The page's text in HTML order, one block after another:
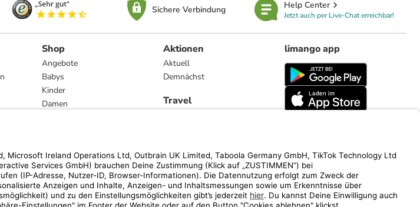
Sichere Verbindung Help Center
Jetzt auch per Live-Chat erreichbar!
Shop
Angebote
Babys
Kinder
Damen
Marken
Aktionen
Aktuell
Demnächst
Travel
limango app
limango.nl limango.pl